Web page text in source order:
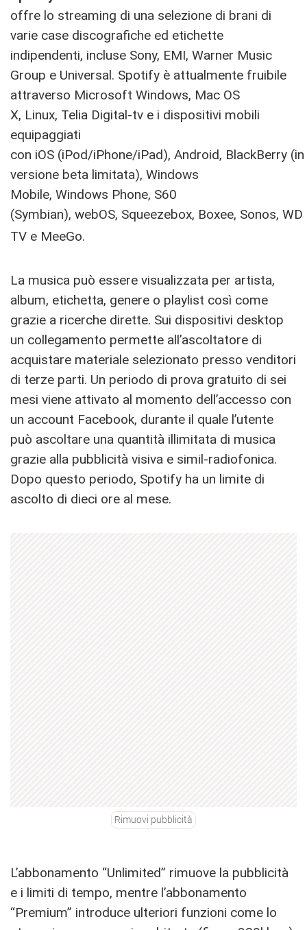
offre lo streaming di una selezione di brani di
varie case discografiche ed etichette
indipendenti, incluse Sony, EMI, Warner Music
Group e Universal. Spotify è attualmente fruibile
attraverso Microsoft Windows, Mac OS
X, Linux, Telia Digital-tv e i dispositivi mobili
equipaggiati
con iOS (iPod/iPhone/iPad), Android, BlackBerry (in
versione beta limitata), Windows
Mobile, Windows Phone, S60
(Symbian), webOS, Squeezebox, Boxee, Sonos, WD
TV e MeeGo.
La musica può essere visualizzata per artista,
album, etichetta, genere o playlist così come
grazie a ricerche dirette. Sui dispositivi desktop
un collegamento permette all’ascoltatore di
acquistare materiale selezionato presso venditori
di terze parti. Un periodo di prova gratuito di sei
mesi viene attivato al momento dell’accesso con
un account Facebook, durante il quale l’utente
può ascoltare una quantità illimitata di musica
grazie alla pubblicità visiva e simil-radiofonica.
Dopo questo periodo, Spotify ha un limite di
ascolto di dieci ore al mese.
Rimuovi pubblicità
L’abbonamento “Unlimited” rimuove la pubblicità
e i limiti di tempo, mentre l’abbonamento
“Premium” introduce ulteriori funzioni come lo